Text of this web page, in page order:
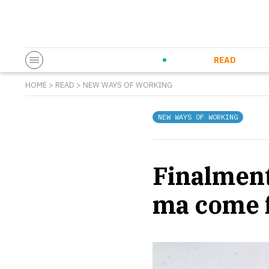
READ
HOME > READ > NEW WAYS OF WORKING
NEW WAYS OF WORKING
ma come